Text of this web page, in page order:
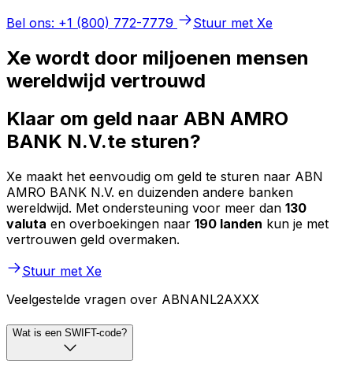
Bel ons: +1 (800) 772-7779
Stuur met Xe
Xe wordt door miljoenen mensen
wereldwijd vertrouwd
Klaar om geld naar ABN AMRO
BANK N.V.te sturen?
Xe maakt het eenvoudig om geld te sturen naar ABN
AMRO BANK N.V. en duizenden andere banken
wereldwijd. Met ondersteuning voor meer dan 130
valuta en overboekingen naar 190 landen kun je met
vertrouwen geld overmaken.
Stuur met Xe
Veelgestelde vragen over ABNANL2AXXX
Wat is een SWIFT-code?